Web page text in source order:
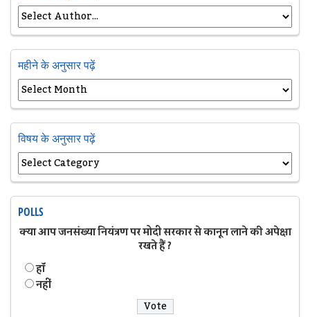
महीने के अनुसार पढ़ें
विषय के अनुसार पढ़ें
POLLS
क्या आप जनसंख्या नियंत्रण पर मोदी सरकार से कानून लाने की अपेक्षा
रखते हैं ?
हॉं
नहीं